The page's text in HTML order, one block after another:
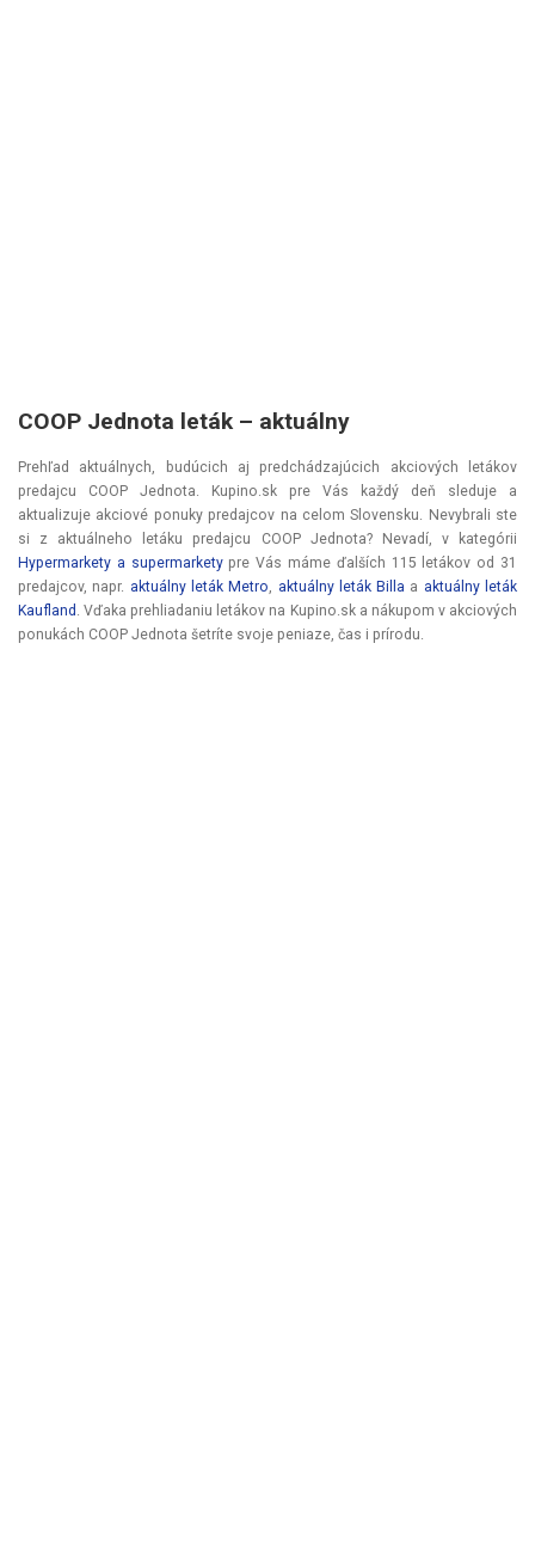
COOP Jednota leták –⁠ aktuálny
Prehľad aktuálnych, budúcich aj predchádzajúcich akciových letákov
predajcu COOP Jednota. Kupino.sk pre Vás každý deň sleduje a
aktualizuje akciové ponuky predajcov na celom Slovensku. Nevybrali ste
si z aktuálneho letáku predajcu COOP Jednota? Nevadí, v kategórii
Hypermarkety a supermarketypre Vás máme ďalších 115 letákov od 31
predajcov, napr. aktuálny leták Metro, aktuálny leták Billa a aktuálny leták
Kaufland . Vďaka prehliadaniu letákov na Kupino.sk a nákupom v akciových
ponukách COOP Jednota šetríte svoje peniaze, čas i prírodu.